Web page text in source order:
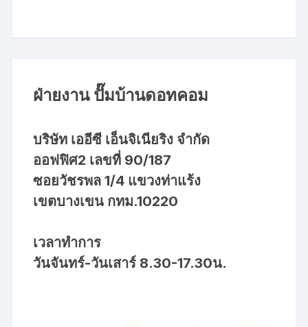
ฝ่ายงาน ปั๊มบ้านดอทคอม
บริษัท เออีซี เอ็นจิเนียริง จำกัด
ออฟฟิศ2 เลขที่ 90/187
ซอยวัชรพล 1/4 แขวงท่าแร้ง
เขตบางเขน กทม.10220
เวลาทำการ
วันจันทร์-วันเสาร์ 8.30-17.30น.